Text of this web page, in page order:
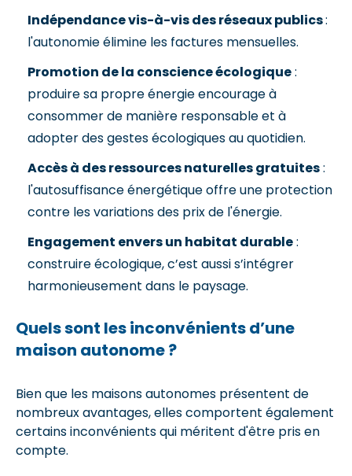
Indépendance vis-à-vis des réseaux publics:
l'autonomie élimine les factures mensuelles.
Promotion de la conscience écologique:
produire sa propre énergie encourage à
consommer de manière responsable et à
adopter des gestes écologiques au quotidien.
Accès à des ressources naturelles gratuites:
l'autosuffisance énergétique offre une protection
contre les variations des prix de l'énergie.
Engagement envers un habitat durable:
construire écologique, c’est aussi s’intégrer
harmonieusement dans le paysage.
Quels sont les inconvénients d’une
maison autonome ?
Bien que les maisons autonomes présentent de
nombreux avantages, elles comportent également
certains inconvénients qui méritent d'être pris en
compte.